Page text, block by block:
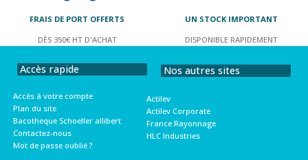
FRAIS DE PORT OFFERTS
DÈS 350€ HT D'ACHAT
UN STOCK IMPORTANT
DISPONIBLE RAPIDEMENT
Accès rapide
Accès à votre compte
Plan du site
Bacotheque Schoeller allibert
Contactez-nous
Mot de passe oublié ?
Nos autres sites
Actilev
Actilev Corporate
France Rayonnage
HLC Industries